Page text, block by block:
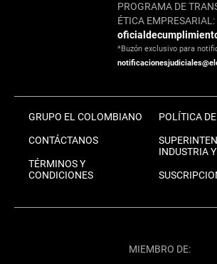
PROGRAMA DE
ÉTICA EMPRESARIAL:
*Buzón exclusivo para
GRUPO EL COLOMBIANO
CONTÁCTANOS
TÉRMINOS Y
CONDICIONES
POLÍTICA
INDUSTRIA
MIEMBRO DE: